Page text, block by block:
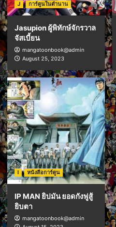
J การ์ตูนในตำนาน
Jasupion ผู้พิทักษ์จักรวาล
จัสเบี้ยน
mangatoonbook@admin
August 25, 2023
I หนังสือการ์ตูน
IP MAN ยิปมัน ยอดกังฟูสู้
ยิบตา
mangatoonbook@admin